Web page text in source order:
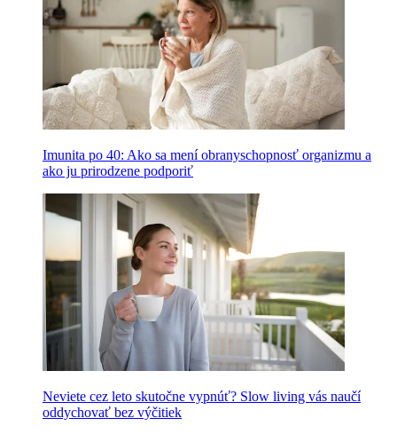
Imunita po 40: Ako sa mení obranyschopnosť organizmu a
ako ju prirodzene podporiť
Neviete cez leto skutočne vypnúť? Slow living vás naučí
oddychovať bez výčitiek